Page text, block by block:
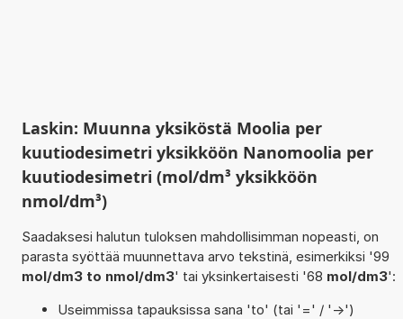
Laskin: Muunna yksiköstä Moolia per
kuutiodesimetri yksikköön Nanomoolia per
kuutiodesimetri (mol/dm³ yksikköön
nmol/dm³)
Saadaksesi halutun tuloksen mahdollisimman nopeasti, on
parasta syöttää muunnettava arvo tekstinä, esimerkiksi '99
mol/dm3 to nmol/dm3' tai yksinkertaisesti '68 mol/dm3':
Useimmissa tapauksissa sana 'to' (tai '=' / '->')